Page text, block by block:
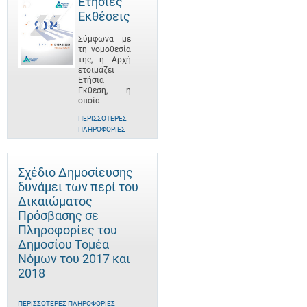
Εκθέσεις
Σύμφωνα με
τη νομοθεσία
της, η Αρχή
ετοιμάζει
Ετήσια
Έκθεση, η
οποία
ΠΕΡΙΣΣΌΤΕΡΕΣ
ΠΛΗΡΟΦΟΡΊΕΣ
Σχέδιο Δημοσίευσης
δυνάμει των περί του
Δικαιώματος
Πρόσβασης σε
Πληροφορίες του
Δημοσίου Τομέα
Νόμων του 2017 και
2018
ΠΕΡΙΣΣΌΤΕΡΕΣ ΠΛΗΡΟΦΟΡΊΕΣ